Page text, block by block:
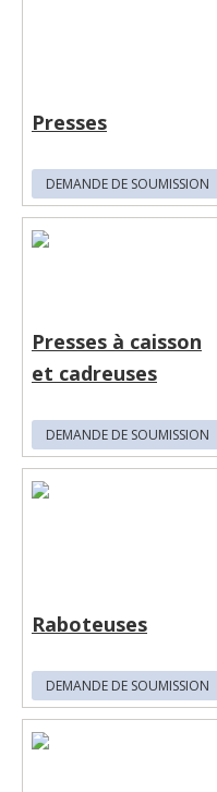
Presses
DEMANDE DE SOUMISSION
Presses à caisson
et cadreuses
DEMANDE DE SOUMISSION
Raboteuses
DEMANDE DE SOUMISSION